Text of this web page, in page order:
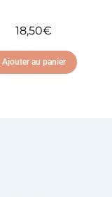
18,50€
Ajouter au panier